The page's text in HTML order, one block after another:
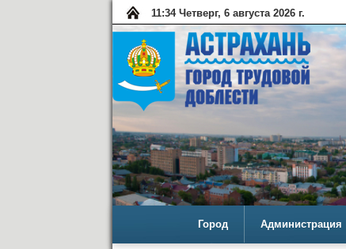
11:34 Четверг, 6 августа 2026 г.
Город Администрация